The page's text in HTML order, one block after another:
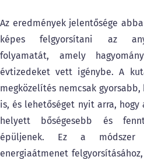
Az eredmények jelentősége
képes felgyorsítani az
folyamatát, amely
évtizedeket vett igénybe. A
megközelítés nemcsak
is, és lehetőséget nyit arra,
helyett bőségesebb és
épüljenek. Ez a módszer
energiaátmenet